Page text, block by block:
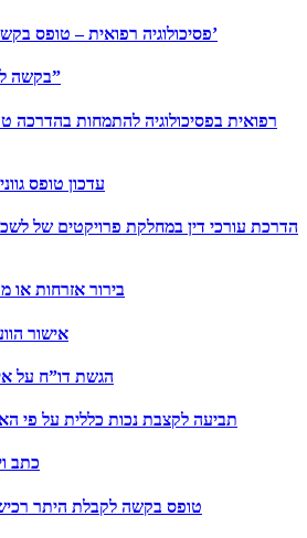
פסיכולוגיה רפואית – טופס בקשה לתחילת הסמכה בהדרכה’
בקשה לקבלת מעמד “יבואן מאושר”
רפואית בפסיכולוגיה להתמחות
עדכון טופס
הדרכת עורכי דין במחלקת פרויקטים של
בירור אזרחות או
אישור
הגשת דו”ח על
תביעה לקצבת נכות כללית על פי
כתב
טופס בקשה לקבלת היתר